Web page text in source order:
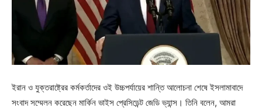
ইরান ও যুক্তরাষ্ট্রের কর্মকর্তাদের ওই উচ্চপর্যায়ের শান্তি আলোচনা শেষে ইসলামাবাদে
সংবাদ সম্মেলন করেছেন মার্কিন ভাইস প্রেসিডেন্ট জেডি ভ্যান্স। তিনি বলেন, আমরা